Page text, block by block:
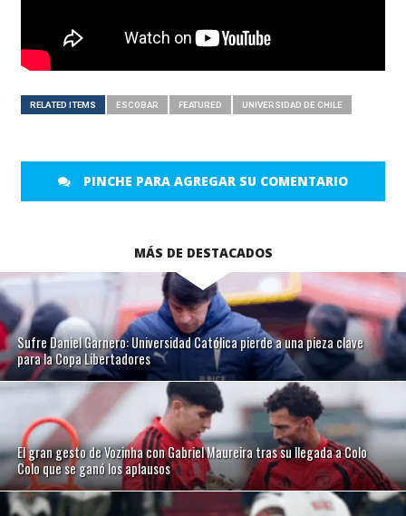
RELATED ITEMS ESCOBAR FEATURED UNIVERSIDAD DE CHILE
PINCHE PARA AGREGAR SU COMENTARIO
MÁS DE DESTACADOS
Sufre Daniel Garnero: Universidad Católica pierde a una pieza clave
para la Copa Libertadores
El gran gesto de Vozinha con Gabriel Maureira tras su llegada a Colo
Colo que se ganó los aplausos